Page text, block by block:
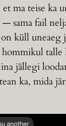
ma teise ka
— sama fail
küll uneaeg
hommikul talle
jällegi
ka, mida